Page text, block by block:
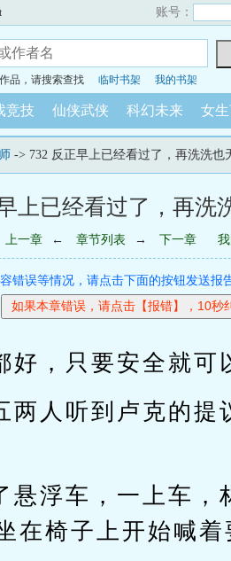
账号：
品，请搜索查找 临时书架 我的书架
竞技 仙侠武侠 科幻未来 女
-> 732 反正早上已经看过了，再洗洗也
上已经看过了，再洗
上一章 ← 章节列表 → 下一章
错误等情况，请点击下面的按钮发送报
，只要安全就可
两人听到卢克的提
悬浮车，一上车，
在椅子上开始喊着